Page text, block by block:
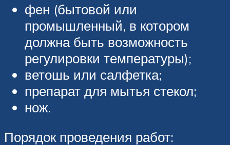
фен (бытовой или
промышленный, в котором
должна быть возможность
регулировки температуры);
ветошь или салфетка;
препарат для мытья стекол;
нож.
Порядок проведения работ: